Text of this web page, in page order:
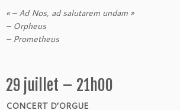
« – Ad Nos, ad salutarem undam »
– Orpheus
– Prometheus
29 juillet – 21h00
CONCERT D’ORGUE